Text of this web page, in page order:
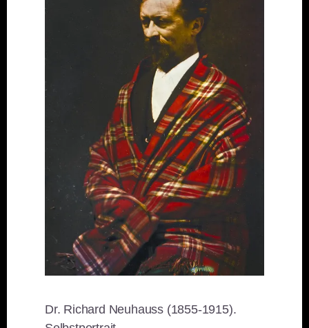
Dr. Richard Neuhauss (1855-1915).